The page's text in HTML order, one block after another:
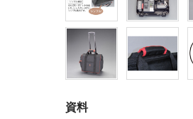
資料